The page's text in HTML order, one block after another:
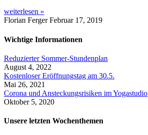
weiterlesen »
Florian FergerFebruar 17, 2019
Wichtige Informationen
Reduzierter Sommer-Stundenplan
August 4, 2022
Kostenloser Eröffnungstag am 30.5.
Mai 26, 2021
Corona und Ansteckungsrisiken im Yogastudio
Oktober 5, 2020
Unsere letzten Wochenthemen